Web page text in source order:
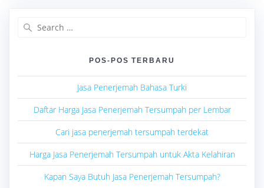
POS-POS TERBARU
Jasa Penerjemah Bahasa Turki
Daftar Harga Jasa Penerjemah Tersumpah per Lembar
Cari jasa penerjemah tersumpah terdekat
Harga Jasa Penerjemah Tersumpah untuk Akta Kelahiran
Kapan Saya Butuh Jasa Penerjemah Tersumpah?